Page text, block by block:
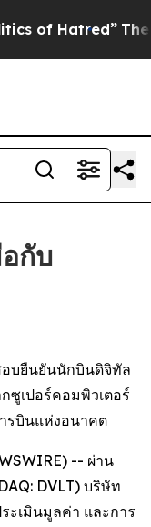
The Story
กับ
อบยืนยันนักบินดิจิทัล
ซูเปอร์คอมพิวเตอร์
รบินแห่งอนาคต
-- ผ่าน
DVLT) บริษัท
ะเมินมูลค่า และการ